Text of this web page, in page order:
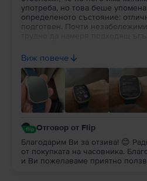
употреба, но това беше
определеното състояние:
подготвен. Почти
съвсем недоловими. По-
състоянието на батерията:
на всеки да вдъхне нов живот
техника!
Виж повече
Отговор от Flip
Благодарим Ви за отзива! 😊
от покупката на часовника.
и Ви пожелаваме приятно